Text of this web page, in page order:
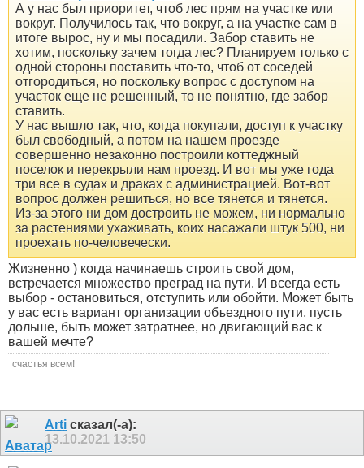
А у нас был приоритет, чтоб лес прям на участке или
вокруг. Получилось так, что вокруг, а на участке сам в
итоге вырос, ну и мы посадили. Забор ставить не
хотим, поскольку зачем тогда лес? Планируем только с
одной стороны поставить что-то, чтоб от соседей
отгородиться, но поскольку вопрос с доступом на
участок еще не решенный, то не понятно, где забор
ставить.
У нас вышло так, что, когда покупали, доступ к участку
был свободный, а потом на нашем проезде
совершенно незаконно построили коттеджный
поселок и перекрыли нам проезд. И вот мы уже года
три все в судах и драках с администрацией. Вот-вот
вопрос должен решиться, но все тянется и тянется.
Из-за этого ни дом достроить не можем, ни нормально
за растениями ухаживать, коих насажали штук 500, ни
проехать по-человечески.
Жизненно ) когда начинаешь строить свой дом,
встречается множество преград на пути. И всегда есть
выбор - остановиться, отступить или обойти. Может быть
у вас есть вариант организации объездного пути, пусть
дольше, быть может затратнее, но двигающий вас к
вашей мечте?
счастья всем!
Arti сказал(-а):
13.10.2021 13:50